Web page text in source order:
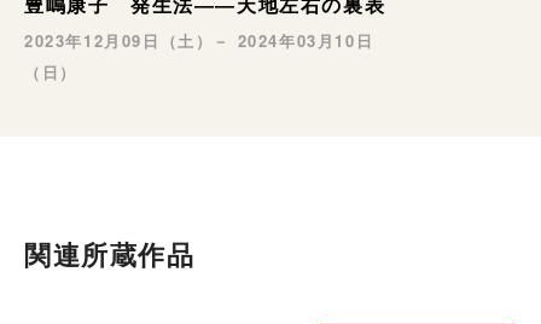
2023年12月09日（土）－ 2024年03月10日
（日）
関連所蔵作品